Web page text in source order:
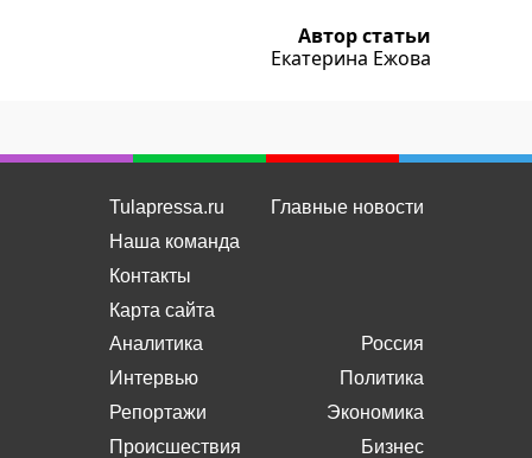
Автор статьи
Екатерина Ежова
Tulapressa.ru
Наша команда
Контакты
Карта сайта
Главные новости
Аналитика
Интервью
Репортажи
Происшествия
Россия
Политика
Экономика
Бизнес